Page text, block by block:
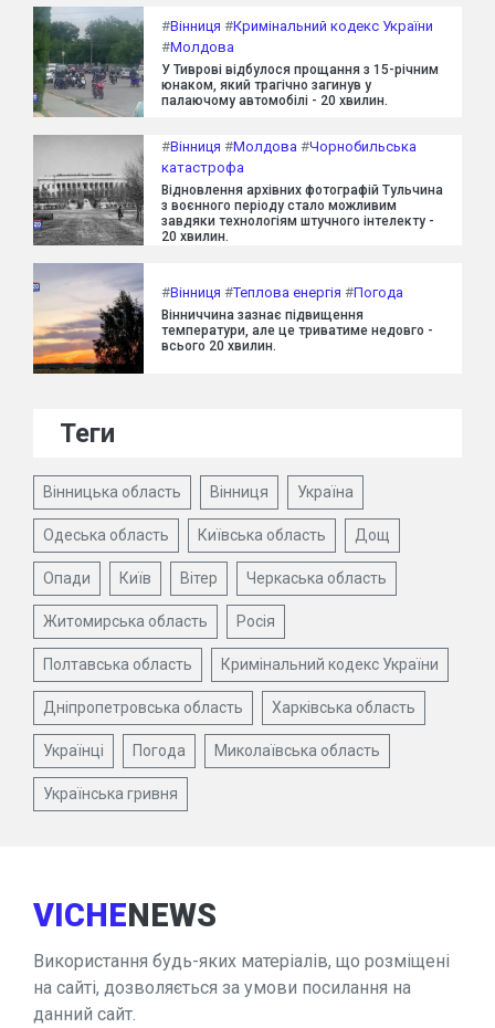
#Вінниця #Кримінальний кодекс України
#Молдова
У Тиврові відбулося прощання з 15-річним
юнаком, який трагічно загинув у
палаючому автомобілі - 20 хвилин.
#Вінниця #Молдова #Чорнобильська
катастрофа
Відновлення архівних фотографій Тульчина
з воєнного періоду стало можливим
завдяки технологіям штучного інтелекту -
20 хвилин.
#Вінниця #Теплова енергія #Погода
Вінниччина зазнає підвищення
температури, але це триватиме недовго -
всього 20 хвилин.
Теги
Вінницька область Вінниця Україна
Одеська область Київська область Дощ
Опади Київ Вітер Черкаська область
Житомирська область Росія
Полтавська область Кримінальний кодекс України
Дніпропетровська область Харківська область
Українці Погода Миколаївська область
Українська гривня
VICHENEWS
Використання будь-яких матеріалів, що розміщені
на сайті, дозволяється за умови посилання на
данний сайт.